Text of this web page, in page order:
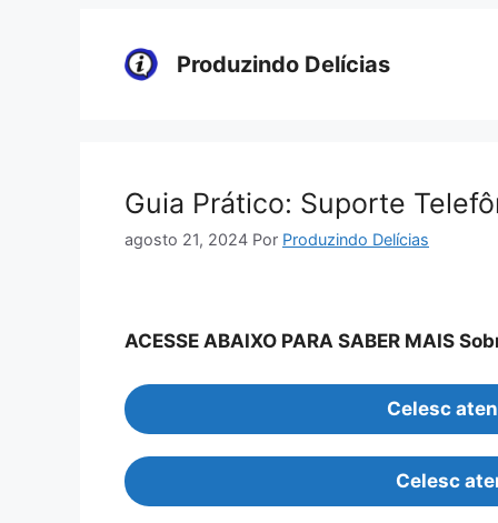
Produzindo Delícias
Guia Prático: Suporte
agosto 21, 2024 Por Produzindo Delícias
ACESSE ABAIXO PARA SABER MAIS
Celesc
Celesc